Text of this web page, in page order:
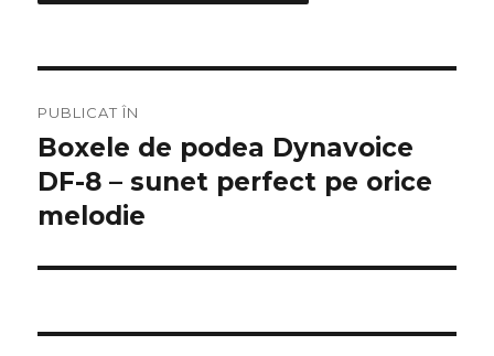
în
articole
PUBLICAT ÎN
Boxele de podea Dynavoice
DF-8 – sunet perfect pe orice
melodie